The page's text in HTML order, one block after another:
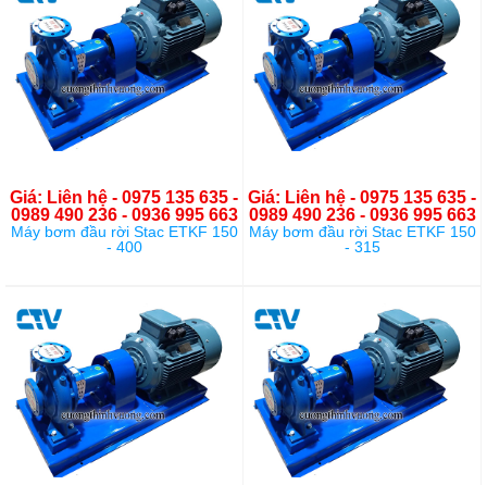
Giá: Liên hệ - 0975 135 635 -
0989 490 236 - 0936 995 663
Máy bơm đầu rời Stac ETKF 150
- 400
Giá: Liên hệ - 0975 135 635 -
0989 490 236 - 0936 995 663
Máy bơm đầu rời Stac ETKF 150
- 315